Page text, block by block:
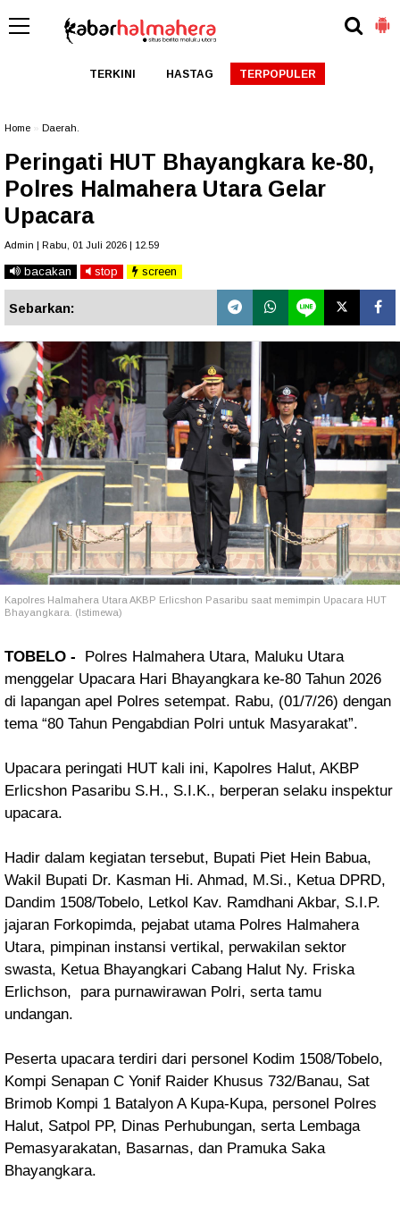
TERKINI HASTAG TERPOPULER
Home Daerah.
Peringati HUT Bhayangkara ke-80,
Polres Halmahera Utara Gelar
Upacara
Admin | Rabu, 01 Juli 2026 | 12.59
bacakan stop screen
Sebarkan:
Kapolres Halmahera Utara AKBP Erlicshon Pasaribu saat memimpin Upacara HUT
Bhayangkara. (Istimewa)
TOBELO - Polres Halmahera Utara, Maluku Utara
menggelar Upacara Hari Bhayangkara ke-80 Tahun 2026
di lapangan apel Polres setempat. Rabu, (01/7/26) dengan
tema “80 Tahun Pengabdian Polri untuk Masyarakat”.
Upacara peringati HUT kali ini, Kapolres Halut, AKBP
Erlicshon Pasaribu S.H., S.I.K., berperan selaku inspektur
upacara.
Hadir dalam kegiatan tersebut, Bupati Piet Hein Babua,
Wakil Bupati Dr. Kasman Hi. Ahmad, M.Si., Ketua DPRD,
Dandim 1508/Tobelo, Letkol Kav. Ramdhani Akbar, S.I.P.
jajaran Forkopimda, pejabat utama Polres Halmahera
Utara, pimpinan instansi vertikal, perwakilan sektor
swasta, Ketua Bhayangkari Cabang Halut Ny. Friska
Erlichson, para purnawirawan Polri, serta tamu
undangan.
Peserta upacara terdiri dari personel Kodim 1508/Tobelo,
Kompi Senapan C Yonif Raider Khusus 732/Banau, Sat
Brimob Kompi 1 Batalyon A Kupa-Kupa, personel Polres
Halut, Satpol PP, Dinas Perhubungan, serta Lembaga
Pemasyarakatan, Basarnas, dan Pramuka Saka
Bhayangkara.